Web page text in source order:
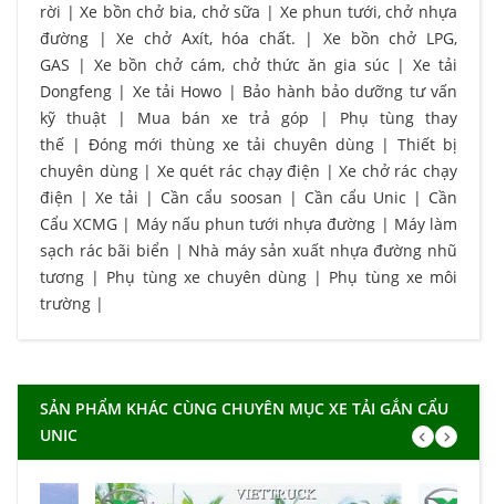
rời |Xe bồn chở bia, chở sữa | Xe phun tưới, chở nhựa
đường |Xe chở Axít, hóa chất. |Xe bồn chở LPG,
GAS | Xe bồn chở cám, chở thức ăn gia súc |Xe tải
Dongfeng | Xe tải Howo | Bảo hành bảo dưỡng tư vấn
kỹ thuật | Mua bán xe trả góp | Phụ tùng thay
thế | Đóng mới thùng xe tải chuyên dùng|Thiết bị
chuyên dùng| Xe quét rác chạy điện |Xe chở rác chạy
điện |Xe tải | Cần cẩu soosan | Cần cẩu Unic | Cần
Cẩu XCMG | Máy nấu phun tưới nhựa đường | Máy làm
sạch rác bãi biển | Nhà máy sản xuất nhựa đường nhũ
tương | Phụ tùng xe chuyên dùng | Phụ tùng xe môi
trường |
SẢN PHẨM KHÁC CÙNG CHUYÊN MỤC XE TẢI GẮN CẨU
UNIC